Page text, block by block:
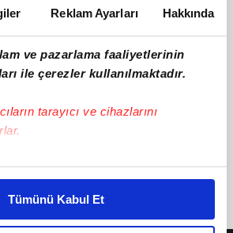
Reklam Ayarları Hakkında
ve pazarlama faaliyetlerinin
ile çerezler kullanılmaktadır.
tarayıcı ve cihazlarını
halinde sizlere özel
yaşatabiliriz. Bunu yaparken
iyi bir reklam deneyimi sunmak
Tümünü Kabul Et
부업자후불제흥신소ile ilgili içerik
alanından yeni bir arama